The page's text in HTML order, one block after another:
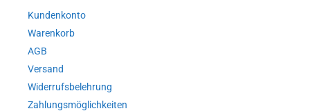
Kundenkonto
Warenkorb
AGB
Versand
Widerrufsbelehrung
Zahlungsmöglichkeiten